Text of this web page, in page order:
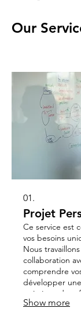
Our
01.
Projet
Ce service est
vos besoins
Nous
collaboration
comprendre
développer
qui répond
attentes. Votre
Show more